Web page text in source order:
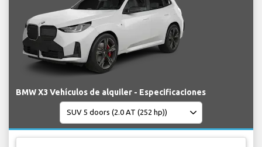
BMW X3 Vehículos de alquiler - Especificaciones